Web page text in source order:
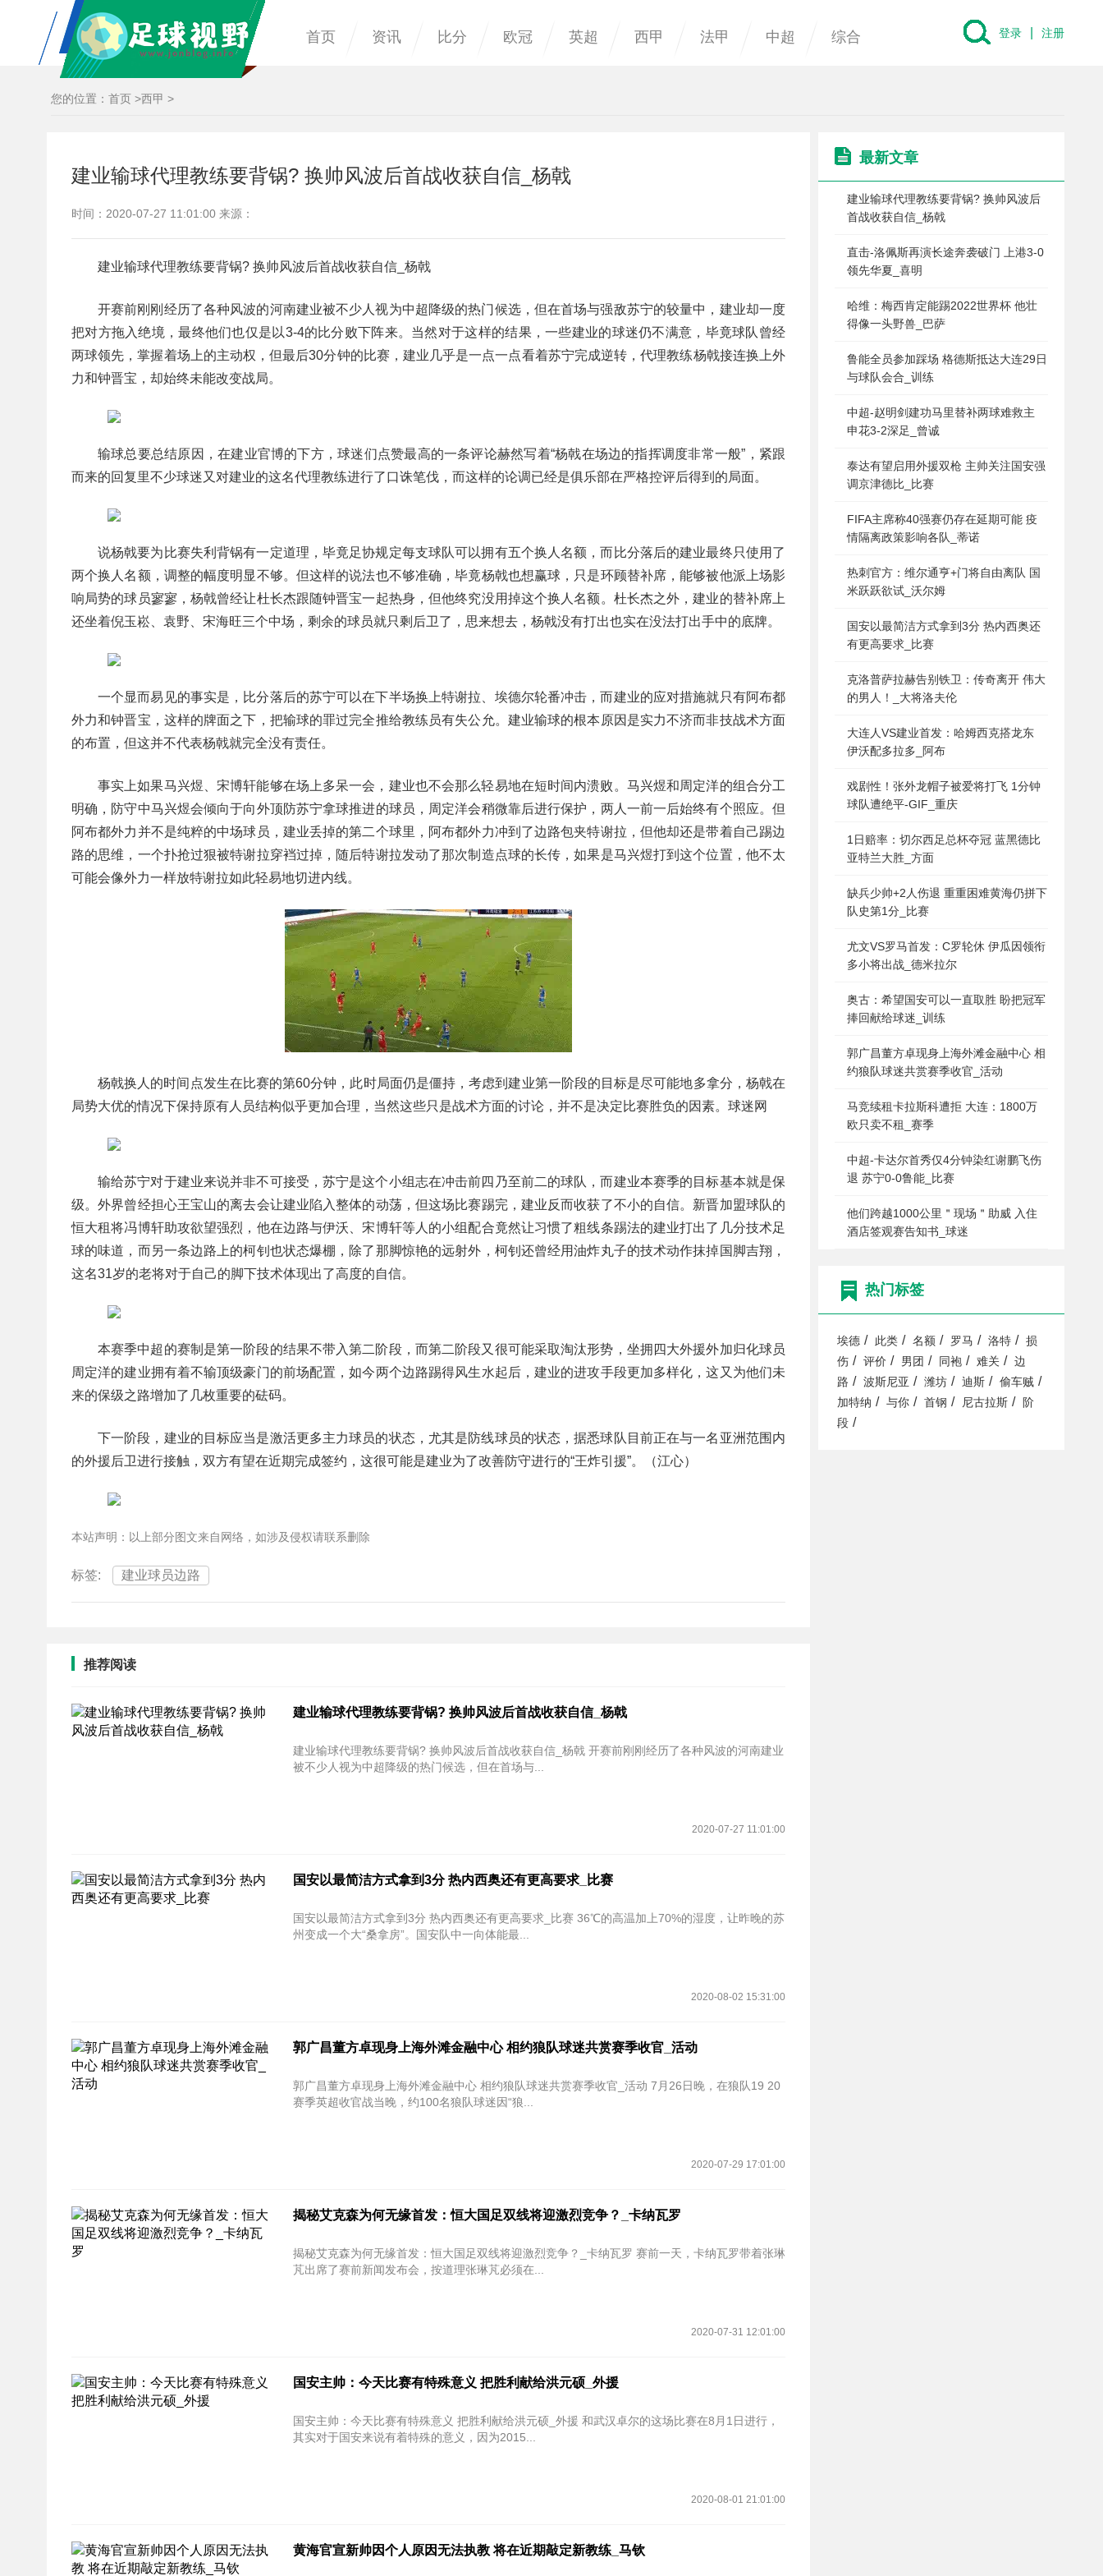
首页 资讯 比分 欧冠 英超 西甲 法甲 中超 综合 登录 注册
您的位置： 首页 >西甲 >
建业输球代理教练要背锅? 换帅风波后首战收获自信_杨戟
时间：2020-07-27 11:01:00 来源：
建业输球代理教练要背锅? 换帅风波后首战收获自信_杨戟
开赛前刚刚经历了各种风波的河南建业被不少人视为中超降级的热门候选，但在首场与强敌苏宁的较量中，建业却一度
把对方拖入绝境，最终他们也仅是以3-4的比分败下阵来。当然对于这样的结果，一些建业的球迷仍不满意，毕竟球队曾经
两球领先，掌握着场上的主动权，但最后30分钟的比赛，建业几乎是一点一点看着苏宁完成逆转，代理教练杨戟接连换上外
力和钟晋宝，却始终未能改变战局。
输球总要总结原因，在建业官博的下方，球迷们点赞最高的一条评论赫然写着“杨戟在场边的指挥调度非常一般”，紧跟
而来的回复里不少球迷又对建业的这名代理教练进行了口诛笔伐，而这样的论调已经是俱乐部在严格控评后得到的局面。
说杨戟要为比赛失利背锅有一定道理，毕竟足协规定每支球队可以拥有五个换人名额，而比分落后的建业最终只使用了
两个换人名额，调整的幅度明显不够。但这样的说法也不够准确，毕竟杨戟也想赢球，只是环顾替补席，能够被他派上场影
响局势的球员寥寥，杨戟曾经让杜长杰跟随钟晋宝一起热身，但他终究没用掉这个换人名额。杜长杰之外，建业的替补席上
还坐着倪玉崧、袁野、宋海旺三个中场，剩余的球员就只剩后卫了，思来想去，杨戟没有打出也实在没法打出手中的底牌。
一个显而易见的事实是，比分落后的苏宁可以在下半场换上特谢拉、埃德尔轮番冲击，而建业的应对措施就只有阿布都
外力和钟晋宝，这样的牌面之下，把输球的罪过完全推给教练员有失公允。建业输球的根本原因是实力不济而非技战术方面
的布置，但这并不代表杨戟就完全没有责任。
事实上如果马兴煜、宋博轩能够在场上多呆一会，建业也不会那么轻易地在短时间内溃败。马兴煜和周定洋的组合分工
明确，防守中马兴煜会倾向于向外顶防苏宁拿球推进的球员，周定洋会稍微靠后进行保护，两人一前一后始终有个照应。但
阿布都外力并不是纯粹的中场球员，建业丢掉的第二个球里，阿布都外力冲到了边路包夹特谢拉，但他却还是带着自己踢边
路的思维，一个扑抢过狠被特谢拉穿裆过掉，随后特谢拉发动了那次制造点球的长传，如果是马兴煜打到这个位置，他不太
可能会像外力一样放特谢拉如此轻易地切进内线。
杨戟换人的时间点发生在比赛的第60分钟，此时局面仍是僵持，考虑到建业第一阶段的目标是尽可能地多拿分，杨戟在
局势大优的情况下保持原有人员结构似乎更加合理，当然这些只是战术方面的讨论，并不是决定比赛胜负的因素。球迷网
输给苏宁对于建业来说并非不可接受，苏宁是这个小组志在冲击前四乃至前二的球队，而建业本赛季的目标基本就是保
级。外界曾经担心王宝山的离去会让建业陷入整体的动荡，但这场比赛踢完，建业反而收获了不小的自信。新晋加盟球队的
恒大租将冯博轩助攻欲望强烈，他在边路与伊沃、宋博轩等人的小组配合竟然让习惯了粗线条踢法的建业打出了几分技术足
球的味道，而另一条边路上的柯钊也状态爆棚，除了那脚惊艳的远射外，柯钊还曾经用油炸丸子的技术动作抹掉国脚吉翔，
这名31岁的老将对于自己的脚下技术体现出了高度的自信。
本赛季中超的赛制是第一阶段的结果不带入第二阶段，而第二阶段又很可能采取淘汰形势，坐拥四大外援外加归化球员
周定洋的建业拥有着不输顶级豪门的前场配置，如今两个边路踢得风生水起后，建业的进攻手段更加多样化，这又为他们未
来的保级之路增加了几枚重要的砝码。
下一阶段，建业的目标应当是激活更多主力球员的状态，尤其是防线球员的状态，据悉球队目前正在与一名亚洲范围内
的外援后卫进行接触，双方有望在近期完成签约，这很可能是建业为了改善防守进行的“王炸引援”。（江心）
本站声明：以上部分图文来自网络，如涉及侵权请联系删除
标签: 建业球员边路
推荐阅读
建业输球代理教练要背锅? 换帅风波后首战收获自信_杨戟
建业输球代理教练要背锅? 换帅风波后首战收获自信_杨戟 开赛前刚刚经历了各种风波的河南建业
被不少人视为中超降级的热门候选，但在首场与...
2020-07-27 11:01:00
国安以最简洁方式拿到3分 热内西奥还有更高要求_比赛
国安以最简洁方式拿到3分 热内西奥还有更高要求_比赛 36℃的高温加上70%的湿度，让昨晚的苏
州变成一个大“桑拿房”。国安队中一向体能最...
2020-08-02 15:31:00
郭广昌董方卓现身上海外滩金融中心 相约狼队球迷共赏赛季收官_活动
郭广昌董方卓现身上海外滩金融中心 相约狼队球迷共赏赛季收官_活动 7月26日晚，在狼队19 20
赛季英超收官战当晚，约100名狼队球迷因“狼...
2020-07-29 17:01:00
揭秘艾克森为何无缘首发：恒大国足双线将迎激烈竞争？_卡纳瓦罗
揭秘艾克森为何无缘首发：恒大国足双线将迎激烈竞争？_卡纳瓦罗 赛前一天，卡纳瓦罗带着张琳
芃出席了赛前新闻发布会，按道理张琳芃必须在...
2020-07-31 12:01:00
国安主帅：今天比赛有特殊意义 把胜利献给洪元硕_外援
国安主帅：今天比赛有特殊意义 把胜利献给洪元硕_外援 和武汉卓尔的这场比赛在8月1日进行，
其实对于国安来说有着特殊的意义，因为2015...
2020-08-01 21:01:00
黄海官宣新帅因个人原因无法执教 将在近期敲定新教练_马钦
最新文章
建业输球代理教练要背锅? 换帅风波后
首战收获自信_杨戟
直击-洛佩斯再演长途奔袭破门 上港3-0
领先华夏_喜明
哈维：梅西肯定能踢2022世界杯 他壮
得像一头野兽_巴萨
鲁能全员参加踩场 格德斯抵达大连29日
与球队会合_训练
中超-赵明剑建功马里替补两球难救主
申花3-2深足_曾诚
泰达有望启用外援双枪 主帅关注国安强
调京津德比_比赛
FIFA主席称40强赛仍存在延期可能 疫
情隔离政策影响各队_蒂诺
热刺官方：维尔通亨+门将自由离队 国
米跃跃欲试_沃尔姆
国安以最简洁方式拿到3分 热内西奥还
有更高要求_比赛
克洛普萨拉赫告别铁卫：传奇离开 伟大
的男人！_大将洛夫伦
大连人VS建业首发：哈姆西克搭龙东
伊沃配多拉多_阿布
戏剧性！张外龙帽子被爱将打飞 1分钟
球队遭绝平-GIF_重庆
1日赔率：切尔西足总杯夺冠 蓝黑德比
亚特兰大胜_方面
缺兵少帅+2人伤退 重重困难黄海仍拼下
队史第1分_比赛
尤文VS罗马首发：C罗轮休 伊瓜因领衔
多小将出战_德米拉尔
奥古：希望国安可以一直取胜 盼把冠军
捧回献给球迷_训练
郭广昌董方卓现身上海外滩金融中心 相
约狼队球迷共赏赛季收官_活动
马竞续租卡拉斯科遭拒 大连：1800万
欧只卖不租_赛季
中超-卡达尔首秀仅4分钟染红谢鹏飞伤
退 苏宁0-0鲁能_比赛
他们跨越1000公里＂现场＂助威 入住
酒店签观赛告知书_球迷
热门标签
埃德 / 此类 / 名额 / 罗马 / 洛特 /
损
伤 / 评价 / 男团 / 同袍 / 难关 /
边
路 / 波斯尼亚 / 潍坊 / 迪斯 / 偷车贼 /
加特纳 / 与你 / 首钢 / 尼古拉斯 /
阶
段 /